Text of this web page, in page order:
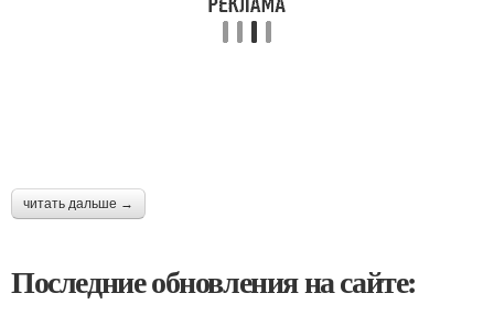
читать дальше →
Последние обновления на сайте: